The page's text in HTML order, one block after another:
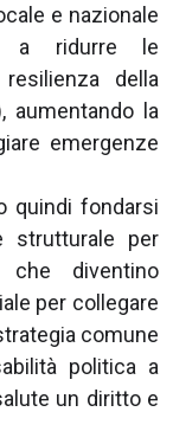
e nazionale
a ridurre le
della
aumentando la
emergenze
quindi fondarsi
strutturale per
che diventino
per collegare
comune
politica a
un diritto e